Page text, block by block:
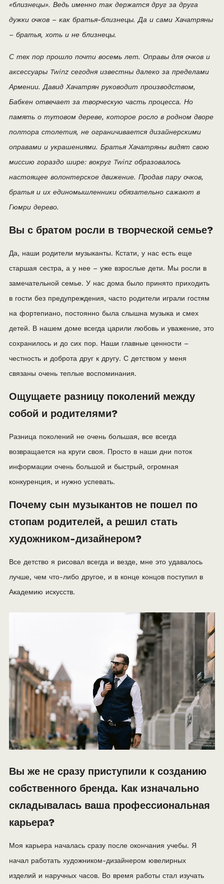
«близнецы». Ведь именно так держатся друг за друга
дужки очков – как братья-близнецы. Да и сами Хачатряны
– братья, хоть и не близнецы.
С тех пор прошло почти восемь лет. Оправы для очков и
аксессуары Twinz сегодня известны далеко за пределами
Армении. Давид Хачатрян руководит производством,
Бабкен отвечает за творческую часть процесса. Но
память о тутовом дереве, которое росло в родном дворе
полтора столетия, не ограничивается дизайнерскими
оправами и украшениями. Братья Хачатряны видят свою
миссию гораздо шире: вокруг Twinz образовалось
настоящее волонтерское движение. Продав пару очков,
братья и их единомышленники обязательно сажают в
Гюмри дерево.
Вы с братом росли в творческой семье?
Да, наши родители музыканты. Кстати, у нас есть еще
старшая сестра, а у нее – уже взрослые дети. Мы росли в
замечательной семье. У нас дома было принято приходить
в гости без предупреждения, часто родители играли гостям
на фортепиано, постоянно была слышна музыка и смех
детей. В нашем доме всегда царили любовь и уважение, это
сохранилось и до сих пор. Наши главные ценности –
честность и доброта друг к другу. С детством у меня
связаны очень теплые воспоминания.
Ощущаете разницу поколений между
собой и родителями?
Разница поколений не очень большая, все всегда
возвращается на круги своя. Просто в наши дни поток
информации очень большой и быстрый, огромная
конкуренция, и нужно успевать.
Почему сын музыкантов не пошел по
стопам родителей, а решил стать
художником-дизайнером?
Все детство я рисовал всегда и везде, мне это удавалось
лучше, чем что-либо другое, и в конце концов поступил в
Академию искусств.
Вы же не сразу приступили к созданию
собственного бренда. Как изначально
складывалась ваша профессиональная
карьера?
Моя карьера началась сразу после окончания учебы. Я
начал работать художником-дизайнером ювелирных
изделий и наручных часов. Во время работы стал изучать